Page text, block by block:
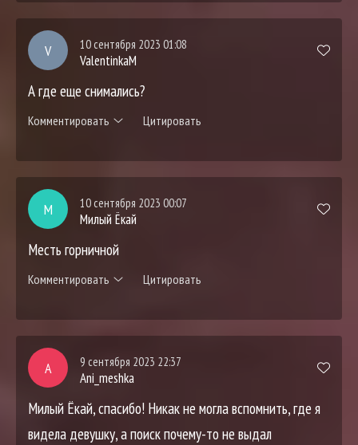
V 10 сентября 2023 01:08
ValentinkaM
А где еще снимались?
Комментировать Цитировать
М 10 сентября 2023 00:07
Милый Ёкай
Месть горничной
Комментировать Цитировать
A 9 сентября 2023 22:37
Ani_meshka
Милый Ёкай, спасибо! Никак не могла вспомнить, где я
видела девушку, а поиск почему-то не выдал